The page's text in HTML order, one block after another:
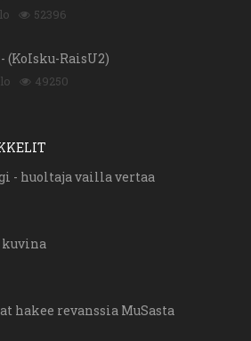
52396
- (KoIsku-RaisU2)
49250
- huoltaja vailla vertaa
kuvina
hakee revanssia MuSasta